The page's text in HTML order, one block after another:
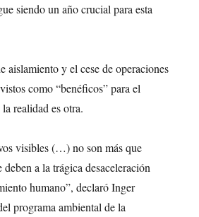
siendo un año crucial para esta
aislamiento y el cese de operaciones
como “benéficos” para el
realidad es otra.
visibles (…) no son más que
deben a la trágica desaceleración
humano”, declaró Inger
programa ambiental de la